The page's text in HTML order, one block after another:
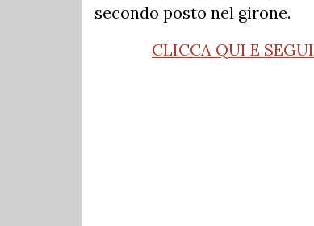
secondo posto nel girone.
CLICCA QUI E SEGUI